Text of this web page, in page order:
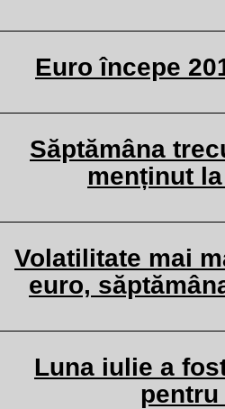
Euro începe
Săptămâna
menținut
Volatilitate mai
euro,
Luna iulie a
pentru